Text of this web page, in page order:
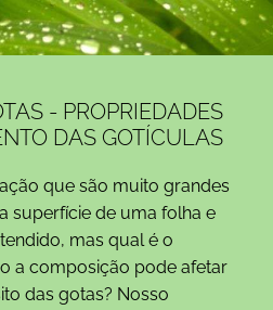
- PROPRIEDADES
DAS GOTÍCULAS
que são muito grandes
superfície de uma folha e
mas qual é o
a composição pode afetar
das gotas? Nosso